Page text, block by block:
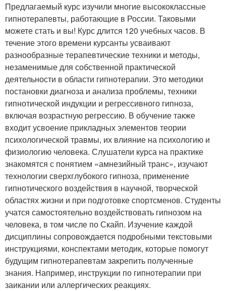
Предлагаемый курс изучили многие высококлассные
гипнотерапевты, работающие в России. Таковыми
можете стать и вы! Курс длится 120 учебных часов. В
течение этого времени курсанты усваивают
разнообразные терапевтические техники и методы,
незаменимые для собственной практической
деятельности в области гипнотерапии. Это методики
постановки диагноза и анализа проблемы, техники
гипнотической индукции и регрессивного гипноза,
включая возрастную регрессию. В обучение также
входит усвоение прикладных элементов теории
психологической травмы, их влияние на психологию и
физиологию человека. Слушатели курса на практике
знакомятся с понятием «амнезийный транс», изучают
технологии сверхглубокого гипноза, применение
гипнотического воздействия в научной, творческой
областях жизни и при подготовке спортсменов. Студенты
учатся самостоятельно воздействовать гипнозом на
человека, в том числе по Скайп. Изучение каждой
дисциплины сопровождается подробными текстовыми
инструкциями, конспектами методик, которые помогут
будущим гипнотерапевтам закрепить полученные
знания. Например, инструкции по гипнотерапии при
заикании или аллергических реакциях.